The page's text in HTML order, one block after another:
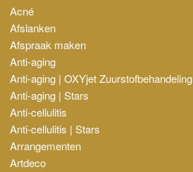
Acné
Afslanken
Afspraak maken
Anti-aging
Anti-aging | OXYjet Zuurstofbehandeling
Anti-aging | Stars
Anti-cellulitis
Anti-cellulitis | Stars
Arrangementen
Artdeco